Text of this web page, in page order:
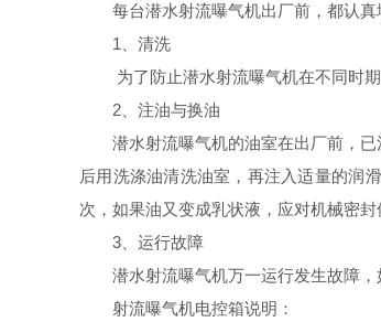
每台潜水射流曝气机出厂前，都认
1、清洗
为了防止潜水射流曝气机在不同时
2、注油与换油
潜水射流曝气机的油室在出厂前，
后用洗涤油清洗油室，再注入适量的润
次，如果油又变成乳状液，应对机械密
3、运行故障
潜水射流曝气机万一运行发生故障
射流曝气机电控箱说明：